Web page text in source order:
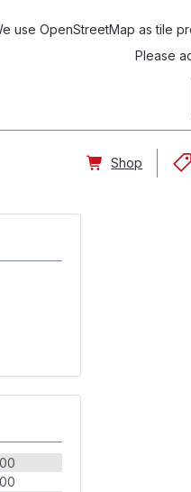
use OpenStreetMap as tile
Please
Shop